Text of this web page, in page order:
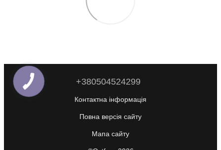
+380504524299
Контактна інформація
Повна версія сайту
Мапа сайту